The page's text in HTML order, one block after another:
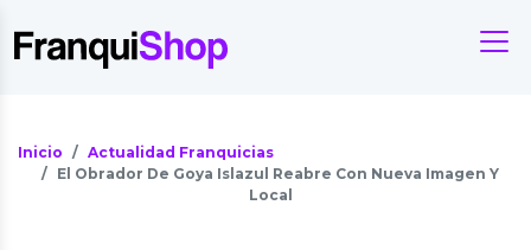
Inicio
Actualidad Franquicias
El Obrador De Goya Islazul Reabre Con Nueva Imagen Y
Local